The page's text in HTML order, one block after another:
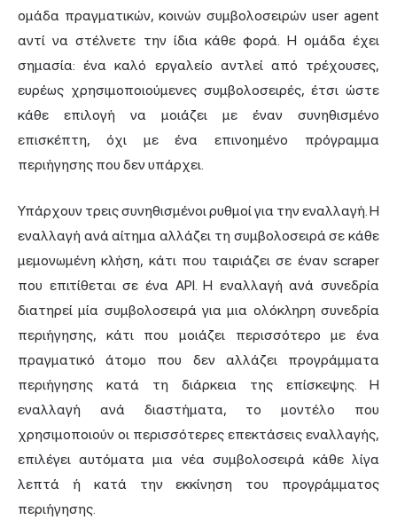
ομάδα πραγματικών, κοινών συμβολοσειρών user agent
αντί να στέλνετε την ίδια κάθε φορά. Η ομάδα έχει
σημασία: ένα καλό εργαλείο αντλεί από τρέχουσες,
ευρέως χρησιμοποιούμενες συμβολοσειρές, έτσι ώστε
κάθε επιλογή να μοιάζει με έναν συνηθισμένο
επισκέπτη, όχι με ένα επινοημένο πρόγραμμα
περιήγησης που δεν υπάρχει.
Υπάρχουν τρεις συνηθισμένοι ρυθμοί για την εναλλαγή. Η
εναλλαγή ανά αίτημα αλλάζει τη συμβολοσειρά σε κάθε
μεμονωμένη κλήση, κάτι που ταιριάζει σε έναν scraper
που επιτίθεται σε ένα API. Η εναλλαγή ανά συνεδρία
διατηρεί μία συμβολοσειρά για μια ολόκληρη συνεδρία
περιήγησης, κάτι που μοιάζει περισσότερο με ένα
πραγματικό άτομο που δεν αλλάζει προγράμματα
περιήγησης κατά τη διάρκεια της επίσκεψης. Η
εναλλαγή ανά διαστήματα, το μοντέλο που
χρησιμοποιούν οι περισσότερες επεκτάσεις εναλλαγής,
επιλέγει αυτόματα μια νέα συμβολοσειρά κάθε λίγα
λεπτά ή κατά την εκκίνηση του προγράμματος
περιήγησης.